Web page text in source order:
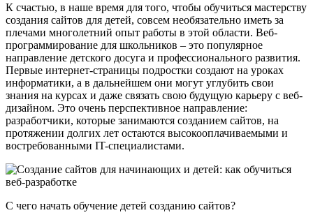
К счастью, в наше время для того, чтобы обучиться мастерству
создания сайтов для детей, совсем необязательно иметь за
плечами многолетний опыт работы в этой области. Веб-
программирование для школьников – это популярное
направление детского досуга и профессионального развития.
Первые интернет-страницы подростки создают на уроках
информатики, а в дальнейшем они могут углубить свои
знания на курсах и даже связать свою будущую карьеру с веб-
дизайном. Это очень перспективное направление:
разработчики, которые занимаются созданием сайтов, на
протяжении долгих лет остаются высокооплачиваемыми и
востребованными IT-специалистами.
С чего начать обучение детей созданию сайтов?